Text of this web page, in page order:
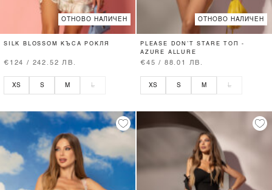
ОТНОВО НАЛИЧЕН
SILK BLOSSOM КЪСА РОКЛЯ
€124 / 242.52 ЛВ.
XS S M L
ОТНОВО НАЛИЧЕН
PLEASE DON’T STARE ТОП -
AZURE ALLURE
€45 / 88.01 ЛВ.
XS S M L